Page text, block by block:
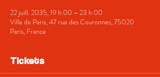
22 juill. 2035, 19 h 00 – 23 h 00
Ville de Paris, 47 rue des Couronnes, 75020
Paris, France
Tickets